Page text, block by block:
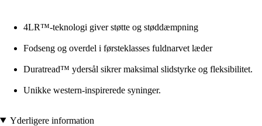
4LR™-teknologi giver støtte og støddæmpning
Fodseng og overdel i førsteklasses fuldnarvet læder
Duratread™ ydersål sikrer maksimal slidstyrke og fleksibilitet.
Unikke western-inspirerede syninger.
Yderligere information